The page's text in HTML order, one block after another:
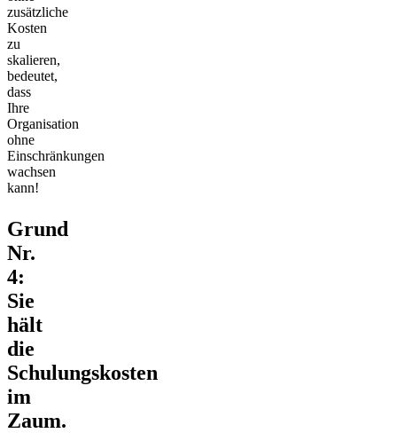
zusätzliche
Kosten
zu
skalieren,
bedeutet,
dass
Ihre
Organisation
ohne
Einschränkungen
wachsen
kann!
Grund
Nr.
4:
Sie
hält
die
Schulungskosten
im
Zaum.